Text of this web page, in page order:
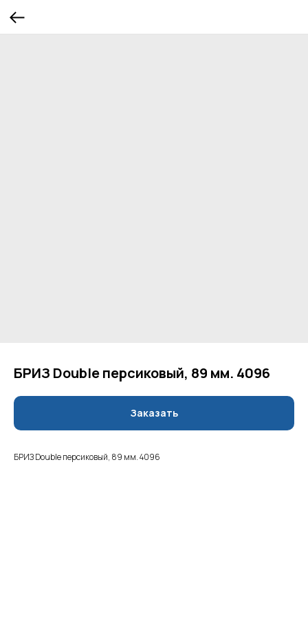
БРИЗ Double персиковый, 89 мм. 4096
Заказать
БРИЗ Double персиковый, 89 мм. 4096